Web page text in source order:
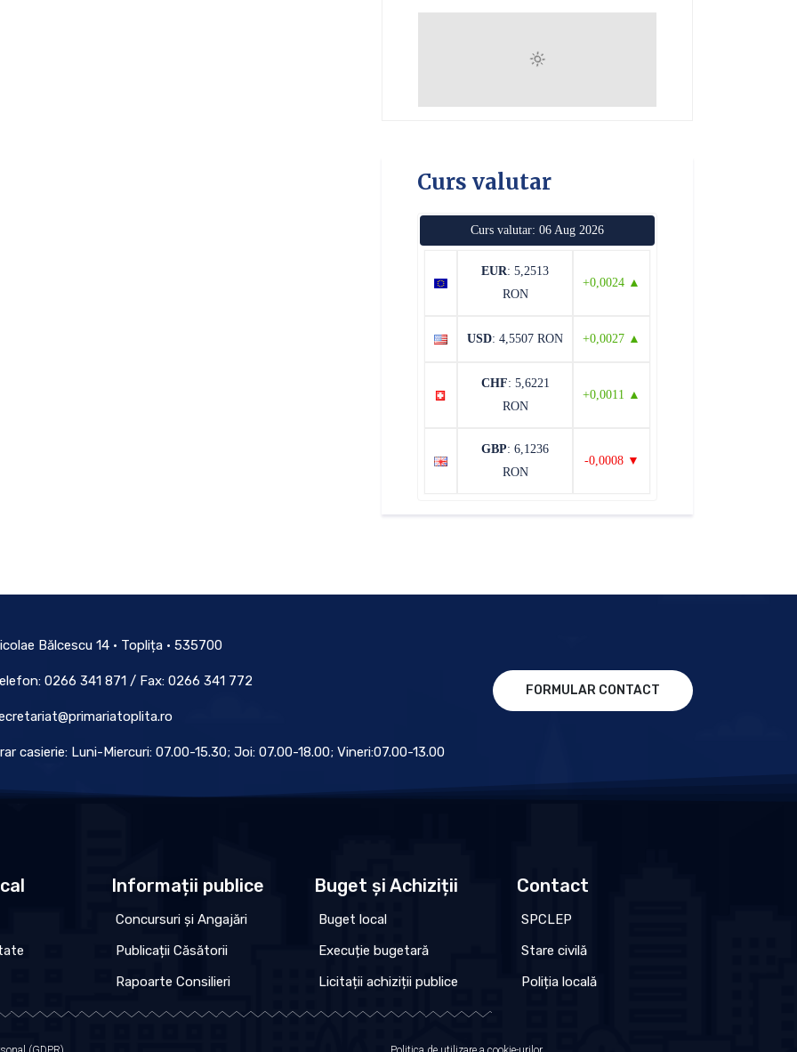
Curs valutar
Curs valutar: 06 Aug 2026
EUR: 5,2513
RON
+0,0024 ▲
USD: 4,5507 RON +0,0027 ▲
CHF: 5,6221
RON
+0,0011 ▲
GBP: 6,1236
RON
-0,0008 ▼
Bălcescu 14 • Toplița • 535700
0266 341 871 / Fax: 0266 341 772
casierie: Luni-Miercuri: 07.00-15.30; Joi: 07.00-18.00; Vineri:07.00-13.00
FORMULAR CONTACT
Informații publice
Concursuri și Angajări
Publicații Căsătorii
Rapoarte Consilieri
Buget și Achiziții
Buget local
Execuție bugetară
Licitații achiziții publice
Contact
SPCLEP
Stare civilă
Poliția locală